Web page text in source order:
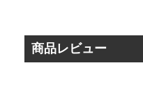
商品レビュー